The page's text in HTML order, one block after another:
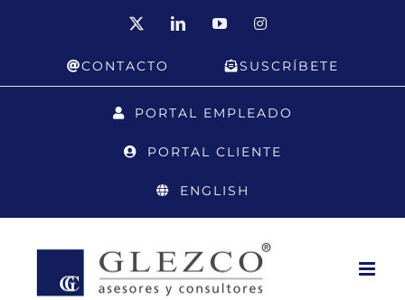
LinkedInYouTubeInstagram
CONTACTO SUSCRÍBETE
PORTAL EMPLEADO
PORTAL CLIENTE
ENGLISH